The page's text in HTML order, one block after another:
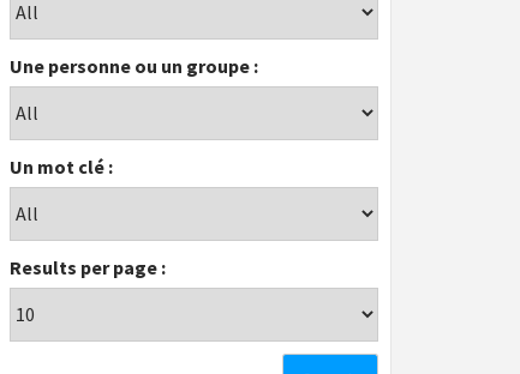
Une personne ou un groupe :
Un mot clé :
Results per page :